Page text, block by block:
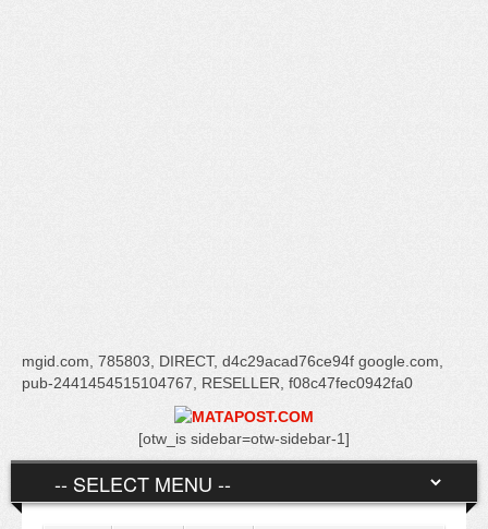
mgid.com, 785803, DIRECT, d4c29acad76ce94f google.com,
pub-2441454515104767, RESELLER, f08c47fec0942fa0
[otw_is sidebar=otw-sidebar-1]